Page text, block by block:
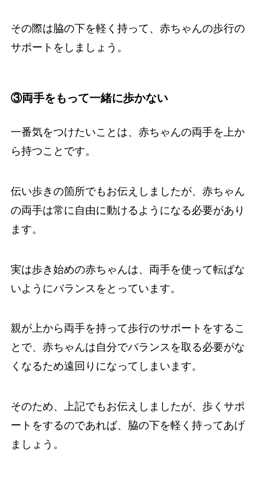
その際は脇の下を軽く持って、赤ちゃんの歩行の
サポートをしましょう。
③両手をもって一緒に歩かない
一番気をつけたいことは、赤ちゃんの両手を上か
ら持つことです。
伝い歩きの箇所でもお伝えしましたが、赤ちゃん
の両手は常に自由に動けるようになる必要があり
ます。
実は歩き始めの赤ちゃんは、両手を使って転ばな
いようにバランスをとっています。
親が上から両手を持って歩行のサポートをするこ
とで、赤ちゃんは自分でバランスを取る必要がな
くなるため遠回りになってしまいます。
そのため、上記でもお伝えしましたが、歩くサポ
ートをするのであれば、脇の下を軽く持ってあげ
ましょう。